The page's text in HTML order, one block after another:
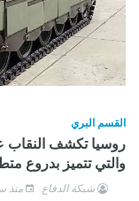
القسم البري
والتي تتميز بدروع
شبكة الدفاع منذ